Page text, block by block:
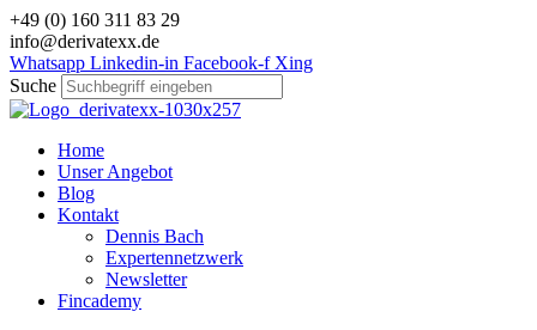
Zum
Inhalt
wechseln
+49 (0) 160 311 83 29
info@derivatexx.de
Whatsapp Linkedin-in Facebook-f Xing
Suche
Home
Unser Angebot
Blog
Kontakt
Dennis Bach
Expertennetzwerk
Newsletter
Fincademy